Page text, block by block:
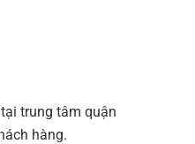
trung tâm quận
hàng.